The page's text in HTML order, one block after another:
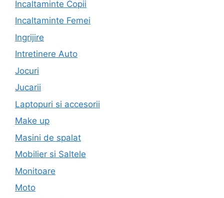
Incaltaminte Copii
Incaltaminte Femei
Ingrijire
Intretinere Auto
Jocuri
Jucarii
Laptopuri si accesorii
Make up
Masini de spalat
Mobilier si Saltele
Monitoare
Moto